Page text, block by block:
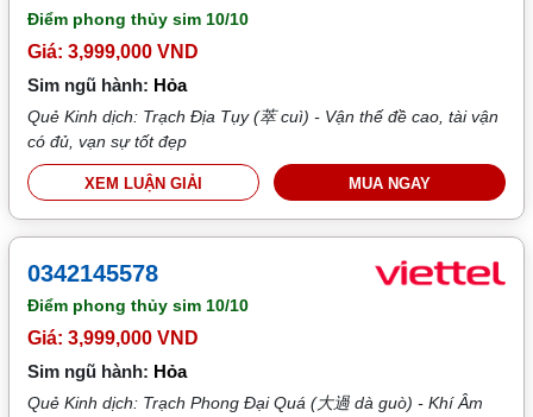
Điểm phong thủy sim 10/10
Giá: 3,999,000 VND
Sim ngũ hành: Hỏa
Quẻ Kinh dịch: Trạch Địa Tụy (萃 cuì) - Vận thế đề cao, tài vận
có đủ, vạn sự tốt đẹp
XEM LUẬN GIẢI MUA NGAY
0342145578
Điểm phong thủy sim10/10
Giá: 3,999,000 VND
Sim ngũ hành: Hỏa
Quẻ Kinh dịch: Trạch Phong Đại Quá (大過 dà guò) - Khí Âm